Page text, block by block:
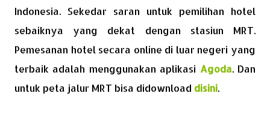
Indonesia. Sekedar saran untuk pemilihan hotel
sebaiknya yang dekat dengan stasiun MRT.
Pemesanan hotel secara online di luar negeri yang
terbaik adalah menggunakan aplikasi Agoda. Dan
untuk peta jalur MRT bisa didownload disini.